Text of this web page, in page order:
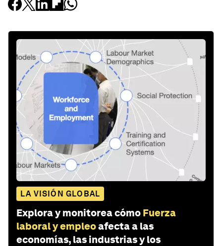
LA VISIÓN GLOBAL
Explora y monitorea cómo Fuerza
laboral y empleoafecta a las
economías, las industrias y los